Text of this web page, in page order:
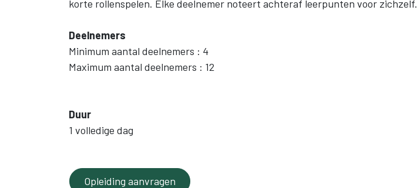
korte rollenspelen. Elke deelnemer noteert achteraf leerpunten voor zichzelf.
Deelnemers
Minimum aantal deelnemers : 4
Maximum aantal deelnemers : 12
Duur
1 volledige dag
Opleiding aanvragen